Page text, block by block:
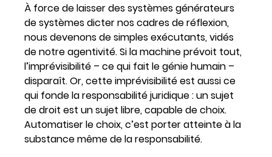
À force de laisser des systèmes générateurs
de systèmes dicter nos cadres de réflexion,
nous devenons de simples exécutants, vidés
de notre agentivité. Si la machine prévoit tout,
l’imprévisibilité – ce qui fait le génie humain –
disparaît. Or, cette imprévisibilité est aussi ce
qui fonde la responsabilité juridique : un sujet
de droit est un sujet libre, capable de choix.
Automatiser le choix, c’est porter atteinte à la
substance même de la responsabilité.